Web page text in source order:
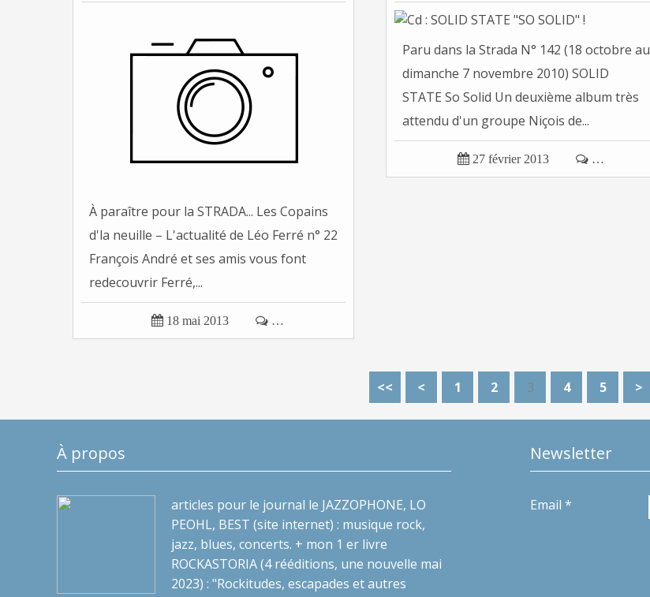
À paraître pour la STRADA... Les Copains
d'la neuille – L'actualité de Léo Ferré n° 22
François André et ses amis vous font
redecouvrir Ferré,...
 18 mai 2013  …
Paru dans la Strada N° 142 (18 octobre au
dimanche 7 novembre 2010) SOLID
STATE So Solid Un deuxième album très
attendu d'un groupe Niçois de...
 27 février 2013  …
<< < 1 2 3 4 5 >
À propos
articles pour le journal le JAZZOPHONE, LO
PEOHL, BEST (site internet) : musique rock,
jazz, blues, concerts. + mon 1 er livre
ROCKASTORIA (4 rééditions, une nouvelle mai
2023) : "Rockitudes, escapades et autres
Newsletter
Email